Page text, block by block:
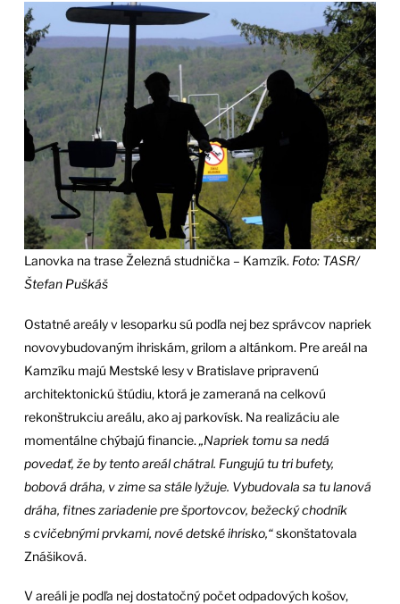
Lanovka na trase Železná studnička – Kamzík. Foto: TASR/
Štefan Puškáš
Ostatné areály v lesoparku sú podľa nej bez správcov napriek
novovybudovaným ihriskám, grilom a altánkom. Pre areál na
Kamzíku majú Mestské lesy v Bratislave pripravenú
architektonickú štúdiu, ktorá je zameraná na celkovú
rekonštrukciu areálu, ako aj parkovísk. Na realizáciu ale
momentálne chýbajú financie. „Napriek tomu sa nedá
povedať, že by tento areál chátral. Fungujú tu tri bufety,
bobová dráha, v zime sa stále lyžuje. Vybudovala sa tu lanová
dráha, fitnes zariadenie pre športovcov, bežecký chodník
s cvičebnými prvkami, nové detské ihrisko,“skonštatovala
Znášiková.
V areáli je podľa nej dostatočný počet odpadových košov,